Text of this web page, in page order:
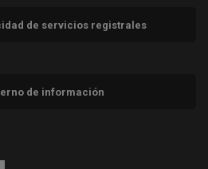
de servicios registrales
de información